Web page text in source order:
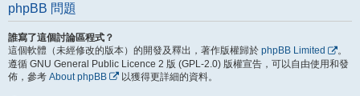
phpBB 問題
誰寫了這個討論區程式？
這個軟體（未經修改的版本）的開發及釋出，著作版權歸於 phpBB Limited
。
遵循 GNU General Public Licence 2 版 (GPL-2.0) 版權宣告，可以自由使用和發
佈，參考 About phpBB 以獲得更詳細的資料。